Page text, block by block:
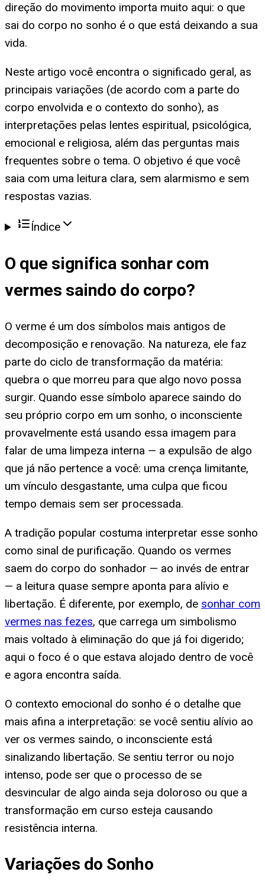
direção do movimento importa muito aqui: o que
sai do corpo no sonho é o que está deixando a sua
vida.
Neste artigo você encontra o significado geral, as
principais variações (de acordo com a parte do
corpo envolvida e o contexto do sonho), as
interpretações pelas lentes espiritual, psicológica,
emocional e religiosa, além das perguntas mais
frequentes sobre o tema. O objetivo é que você
saia com uma leitura clara, sem alarmismo e sem
respostas vazias.
Índice
O que significa sonhar com
vermes saindo do corpo?
O verme é um dos símbolos mais antigos de
decomposição e renovação. Na natureza, ele faz
parte do ciclo de transformação da matéria:
quebra o que morreu para que algo novo possa
surgir. Quando esse símbolo aparece saindo do
seu próprio corpo em um sonho, o inconsciente
provavelmente está usando essa imagem para
falar de uma limpeza interna — a expulsão de algo
que já não pertence a você: uma crença limitante,
um vínculo desgastante, uma culpa que ficou
tempo demais sem ser processada.
A tradição popular costuma interpretar esse sonho
como sinal de purificação. Quando os vermes
saem do corpo do sonhador — ao invés de entrar
— a leitura quase sempre aponta para alívio e
libertação. É diferente, por exemplo, de sonhar com
vermes nas fezes, que carrega um simbolismo
mais voltado à eliminação do que já foi digerido;
aqui o foco é o que estava alojado dentro de você
e agora encontra saída.
O contexto emocional do sonho é o detalhe que
mais afina a interpretação: se você sentiu alívio ao
ver os vermes saindo, o inconsciente está
sinalizando libertação. Se sentiu terror ou nojo
intenso, pode ser que o processo de se
desvincular de algo ainda seja doloroso ou que a
transformação em curso esteja causando
resistência interna.
Variações do Sonho